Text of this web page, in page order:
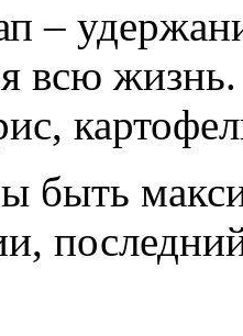
–
всю
быть